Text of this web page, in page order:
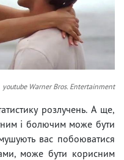
youtube Warner Bros. Entertainment
розлучень. А ще,
і болючим може бути
вас побоюватися
може бути корисним